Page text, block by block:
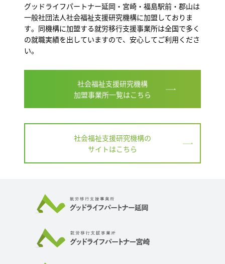
グッドライフパートナー延岡・宮崎・福島駅前・郡山は
一般社団法人社会福祉支援研究機構に加盟しておりま
す。同機構に加盟する就労移行支援事業所は全国で多く
の就職実績を出していますので、安心してご利用くださ
い。
社会福祉支援研究機構
加盟事業所一覧はこちら
社会福祉支援研究機構の
サイトはこちら